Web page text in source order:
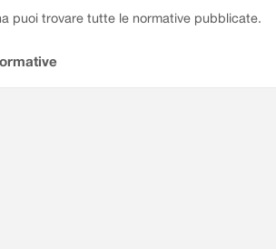
puoi trovare tutte le normative pubblicate.